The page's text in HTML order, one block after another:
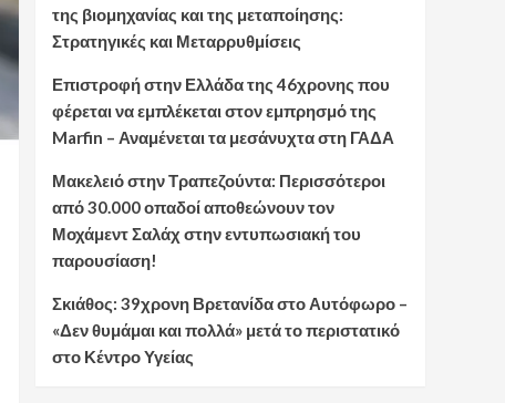
της βιομηχανίας και της μεταποίησης:
Στρατηγικές και Μεταρρυθμίσεις
Επιστροφή στην Ελλάδα της 46χρονης που
φέρεται να εμπλέκεται στον εμπρησμό της
Marfin – Αναμένεται τα μεσάνυχτα στη ΓΑΔΑ
Μακελειό στην Τραπεζούντα: Περισσότεροι
από 30.000 οπαδοί αποθεώνουν τον
Μοχάμεντ Σαλάχ στην εντυπωσιακή του
παρουσίαση!
Σκιάθος: 39χρονη Βρετανίδα στο Αυτόφωρο –
«Δεν θυμάμαι και πολλά» μετά το περιστατικό
στο Κέντρο Υγείας